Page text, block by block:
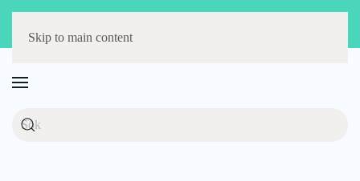
Skip to main content